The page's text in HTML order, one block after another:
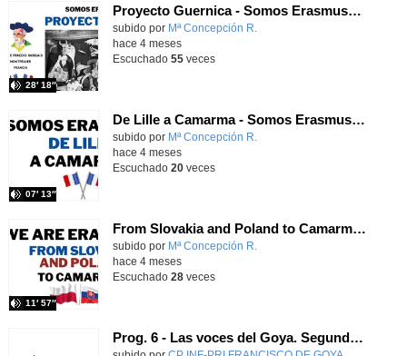
Proyecto Guernica - Somos Erasmus+ T3X11 - Onda Lorca
Contenido educativo.
subido por Mª Concepción R.
28′ 18″
hace 4 meses
Escuchado 55veces
De Lille a Camarma - Somos Erasmus+ T3X10 - Onda Lorca
Contenido educativo.
subido por Mª Concepción R.
07′ 13″
hace 4 meses
Escuchado 20veces
From Slovakia and Poland to Camarma - We Are Erasmus+ T3x09 - Onda Lorca
Contenido educativo.
subido por Mª Concepción R.
11′ 57″
hace 4 meses
Escuchado 28veces
Prog. 6 - Las voces del Goya. Segundo programa del curso 2025-26